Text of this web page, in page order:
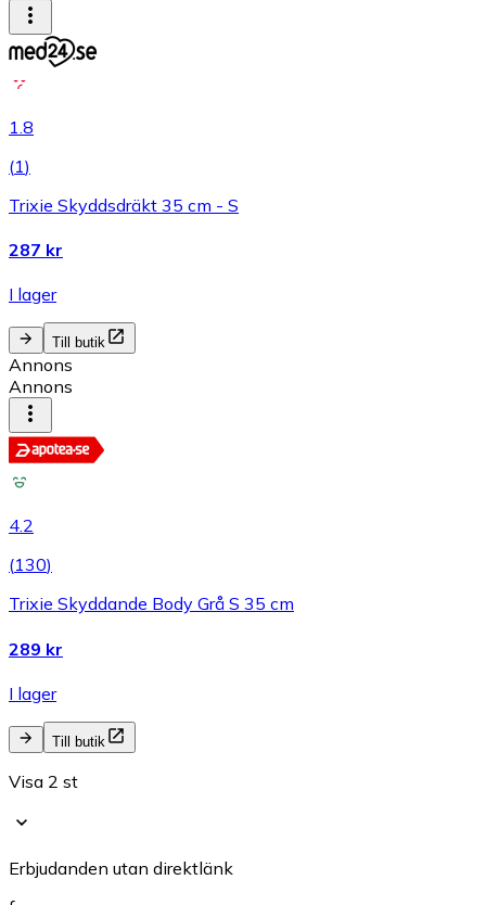
1.8
(1)
Trixie Skyddsdräkt 35 cm - S
287 kr
I lager
Till butik
Annons
Annons
4.2
(130)
Trixie Skyddande Body Grå S 35 cm
289 kr
I lager
Till butik
Visa 2 st
Erbjudanden utan direktlänk